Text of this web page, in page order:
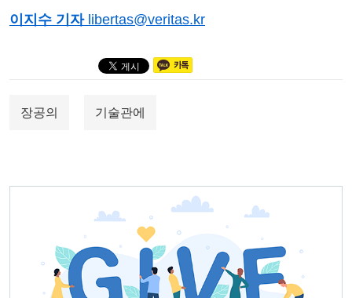
이지수 기자 libertas@veritas.kr
장공의 기술관에